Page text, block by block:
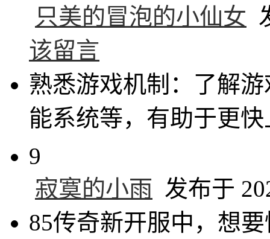
只美的冒泡的小仙女
该留言
熟悉游戏机制：了解
能系统等，有助于更
9
寂寞的小雨 发布于
85传奇新开服中，想